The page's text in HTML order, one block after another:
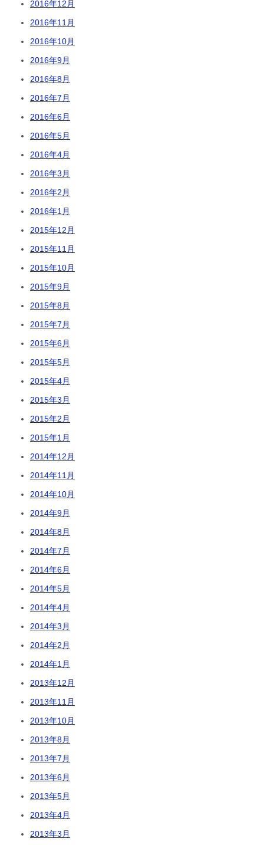
2016年12月
2016年11月
2016年10月
2016年9月
2016年8月
2016年7月
2016年6月
2016年5月
2016年4月
2016年3月
2016年2月
2016年1月
2015年12月
2015年11月
2015年10月
2015年9月
2015年8月
2015年7月
2015年6月
2015年5月
2015年4月
2015年3月
2015年2月
2015年1月
2014年12月
2014年11月
2014年10月
2014年9月
2014年8月
2014年7月
2014年6月
2014年5月
2014年4月
2014年3月
2014年2月
2014年1月
2013年12月
2013年11月
2013年10月
2013年8月
2013年7月
2013年6月
2013年5月
2013年4月
2013年3月